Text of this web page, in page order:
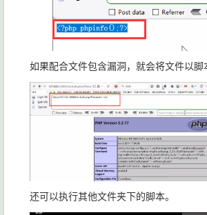
如果配合文件包含漏洞，就会将文件以脚
还可以执行其他文件夹下的脚本。